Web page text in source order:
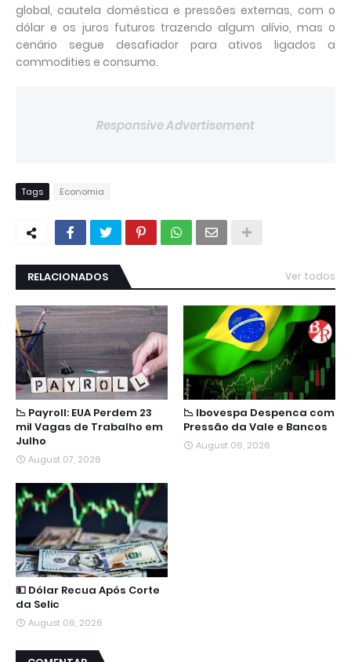
global, cautela doméstica e pressões externas, com o
dólar e os juros futuros trazendo algum alívio, mas o
cenário segue desafiador para ativos ligados a
commodities e consumo.
Responsive Advertisement
Tags Economia
RELACIONADOS Ver todos
📉 Payroll: EUA Perdem 23
mil Vagas de Trabalho em
Julho
August 07, 2026
📉 Ibovespa Despenca com
Pressão da Vale e Bancos
August 06, 2026
💵 Dólar Recua Após Corte
da Selic
August 06, 2026